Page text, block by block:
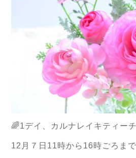
🌈1デイ、カルナレイキティー
12 月７日 11時から 16時ごろまで